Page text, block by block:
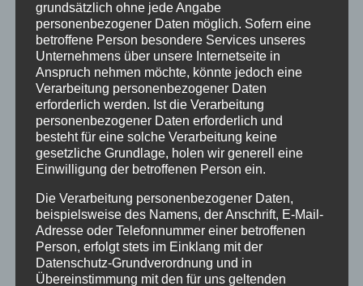
KATEGORIEN
Kategorien
SCHLAGWÖRTER
2023 2024 Allgäu Anfängerkurs
Boogie
Charity
cool Corona Coronavirus
Dance
dancing
Deine Tanzschule Einsteigerkurs
Event
Ferien
Ferienprogramm Fitness
Fitnessprogramm
Fortgeschrittene
Gesellschaftstanz
Immenstadt
im Schloss
Jive Jugendliche online
Paartanz
grundsätzlich ohne jede Angabe
personenbezogener Daten möglich. Sofern eine
betroffene Person besondere Services unseres
Unternehmens über unsere Internetseite in
Anspruch nehmen möchte, könnte jedoch eine
Verarbeitung personenbezogener Daten
erforderlich werden. Ist die Verarbeitung
personenbezogener Daten erforderlich und
besteht für eine solche Verarbeitung keine
gesetzliche Grundlage, holen wir generell eine
Einwilligung der betroffenen Person ein.
Die Verarbeitung personenbezogener Daten,
beispielsweise des Namens, der Anschrift, E-Mail-
Adresse oder Telefonnummer einer betroffenen
Person, erfolgt stets im Einklang mit der
Datenschutz-Grundverordnung und in
Übereinstimmung mit den für uns geltenden